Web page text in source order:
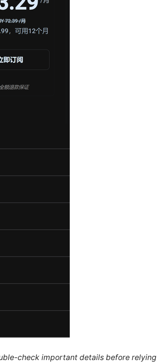
check important details before relying